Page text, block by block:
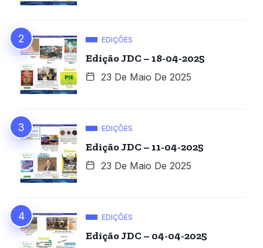
EDIÇÕES
Edição JDC – 18-04-2025
23 De Maio De 2025
EDIÇÕES
Edição JDC – 11-04-2025
23 De Maio De 2025
EDIÇÕES
Edição JDC – 04-04-2025